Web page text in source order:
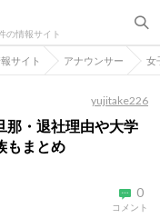
の情報サイト
サイト アナウンサー 女
yujitake226
那・退社理由や大学
もまとめ
0
コメント